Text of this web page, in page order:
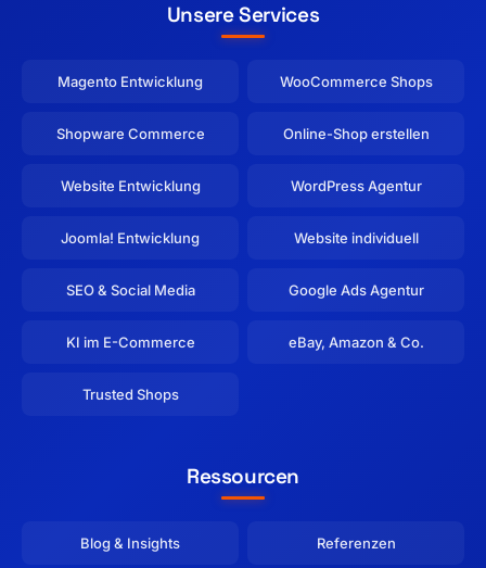
Unsere Services
Magento Entwicklung WooCommerce Shops
Shopware Commerce Online-Shop erstellen
Website Entwicklung WordPress Agentur
Joomla! Entwicklung Website individuell
SEO & Social Media Google Ads Agentur
KI im E-Commerce eBay, Amazon & Co.
Trusted Shops
Ressourcen
Blog & Insights Referenzen